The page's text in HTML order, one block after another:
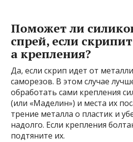
Поможет ли
спрей, если
а крепления?
Да, если скрип идет от
саморезов. В этом случае
обработать сами крепления
(или «Маделин») и места их
трение металла о пластик и
надолго. Если крепления
подтяните их.